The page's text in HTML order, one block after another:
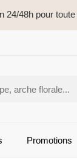
24/48h pour
Promotions